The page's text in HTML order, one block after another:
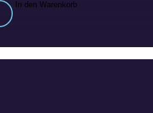
In den Warenkorb